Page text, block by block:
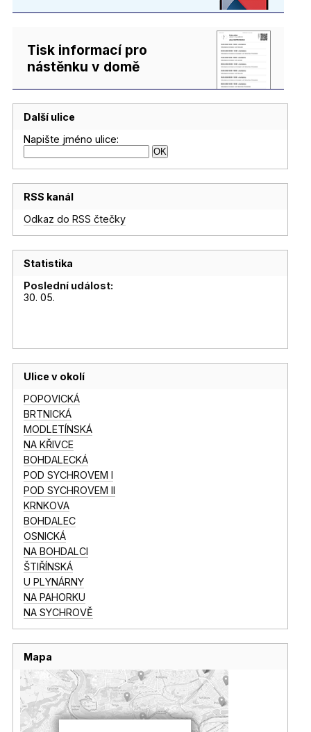
Tisk informací pro
nástěnku v domě
Další ulice
Napište jméno ulice:
RSS kanál
Odkaz do RSS čtečky
Statistika
Poslední událost:
30. 05.
Ulice v okolí
POPOVICKÁ
BRTNICKÁ
MODLETÍNSKÁ
NA KŘIVCE
BOHDALECKÁ
POD SYCHROVEM I
POD SYCHROVEM II
KRNKOVA
BOHDALEC
OSNICKÁ
NA BOHDALCI
ŠTIŘÍNSKÁ
U PLYNÁRNY
NA PAHORKU
NA SYCHROVĚ
Mapa